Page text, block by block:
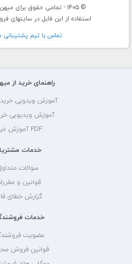
© 1405 - تمامی حقوق برای میهن طرح محفوظ است.
استفاده از این فایل در سایتهای
تماس با تيم
راهنمای خرید از
آموزش ویدویی
آموزش ویدیویی
PDF آموزش خرید
خدمات
سوالات
قوانین و
گزارش خطای
خدمات
عضویت
قوانین فروش